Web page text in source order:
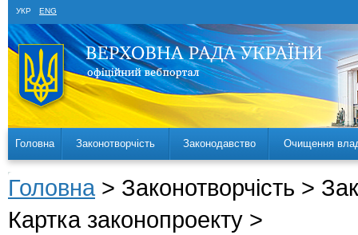
УКР ENG
Головна Законотворчість Законодавство Очищення
Головна > Законотворчість >
Картка законопроекту >